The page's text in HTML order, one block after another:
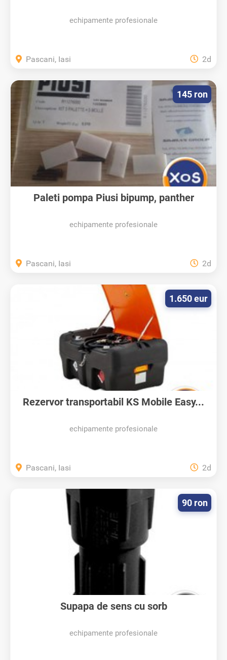
echipamente profesionale
Pascani, Iasi 2d
Paleti pompa Piusi bipump, panther
echipamente profesionale
145 ron
Pascani, Iasi 2d
Rezervor transportabil KS Mobile Easy...
echipamente profesionale
1.650 eur
Pascani, Iasi 2d
Supapa de sens cu sorb
echipamente profesionale
90 ron